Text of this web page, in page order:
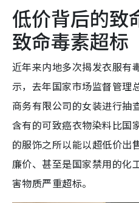
t
e
e
d
:
3
9
.
5
%
低价背后的致
致命毒素超标
近年来内地多次揭发衣服有
示，去年国家市场监督管理
商务有限公司的女装进行抽
含有的可致癌衣物染料比国
的服饰之所以能以超低价出
廉价、甚至是国家禁用的化
害物质严重超标。